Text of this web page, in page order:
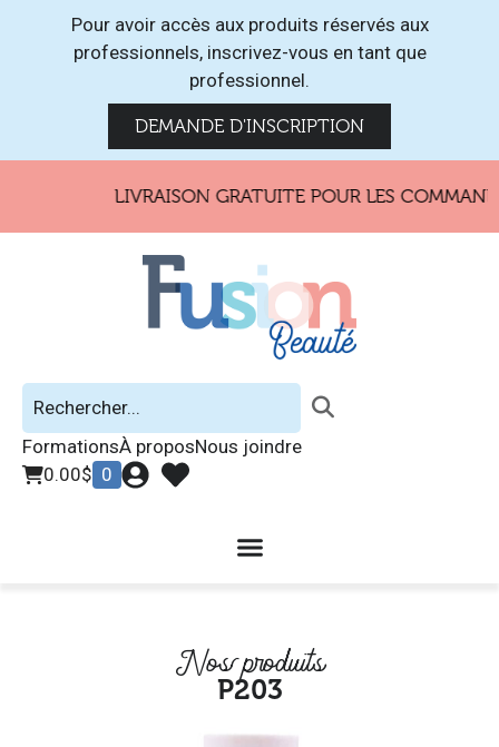
Pour avoir accès aux produits réservés aux
professionnels, inscrivez-vous en tant que
professionnel.
DEMANDE D'INSCRIPTION
LIVRAISON GRATUITE POUR LES
FormationsÀ proposNous joindre
0.00$ 0
Nos produits
P203